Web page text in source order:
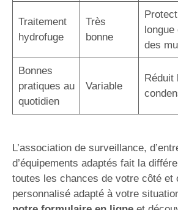
Traitement
hydrofuge
Très
bonne
longue
des
Bonnes
pratiques au
quotidien
Variable
Réduit
L’association de surveillance,
d’équipements adaptés fait la
toutes les chances de votre côté et
personnalisé adapté à votre